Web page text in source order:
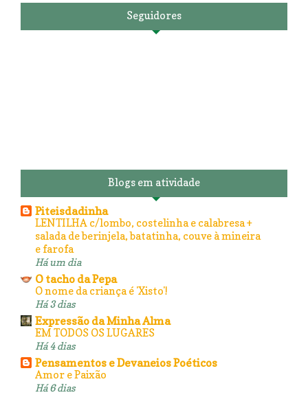
Seguidores
Blogs em atividade
Piteisdadinha
LENTILHA c/lombo, costelinha e calabresa +
salada de berinjela, batatinha, couve à mineira
e farofa
Há um dia
O tacho da Pepa
O nome da criança é 'Xisto'!
Há 3 dias
Expressão da Minha Alma
EM TODOS OS LUGARES
Há 4 dias
Pensamentos e Devaneios Poéticos
Amor e Paixão
Há 6 dias